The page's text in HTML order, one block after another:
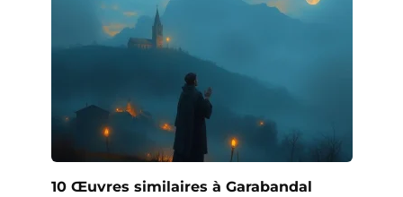
10 Œuvres similaires à Garabandal